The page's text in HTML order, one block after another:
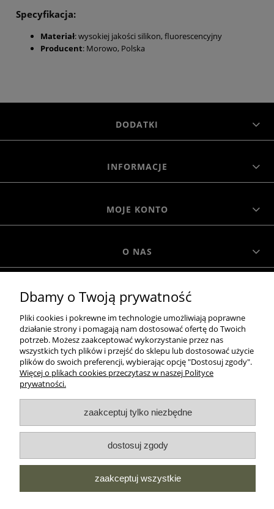
Specyfikacja:
Materiał: wysokiej jakości silikon, fluorescencyjny
Producent: Morowo, Polska
DODATKI
INFORMACJE
MOJE KONTO
O NAS
MOROWO
WSZELKIE PRAWA ZASTRZEŻONE MOROWO © 2018
realizacja:
pokaż pełną wersję strony
NASZE ODZNAKI
wyróżnienia są przyznawane przez
Dbamy o Twoją prywatność
Pliki cookies i pokrewne im technologie umożliwiają poprawne
działanie strony i pomagają nam dostosować ofertę do Twoich
potrzeb. Możesz zaakceptować wykorzystanie przez nas
wszystkich tych plików i przejść do sklepu lub dostosować użycie
plików do swoich preferencji, wybierając opcję "Dostosuj zgody".
Więcej o plikach cookies przeczytasz w naszej Polityce
prywatności.
zaakceptuj tylko niezbędne
dostosuj zgody
zaakceptuj wszystkie